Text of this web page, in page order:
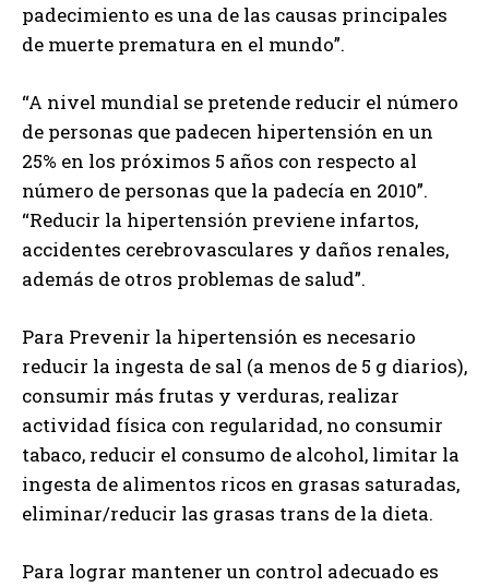
padecimiento es una de las causas principales
de muerte prematura en el mundo”.
“A nivel mundial se pretende reducir el número
de personas que padecen hipertensión en un
25% en los próximos 5 años con respecto al
número de personas que la padecía en 2010”.
“Reducir la hipertensión previene infartos,
accidentes cerebrovasculares y daños renales,
además de otros problemas de salud”.
Para Prevenir la hipertensión es necesario
reducir la ingesta de sal (a menos de 5 g diarios),
consumir más frutas y verduras, realizar
actividad física con regularidad, no consumir
tabaco, reducir el consumo de alcohol, limitar la
ingesta de alimentos ricos en grasas saturadas,
eliminar/reducir las grasas trans de la dieta.
Para lograr mantener un control adecuado es